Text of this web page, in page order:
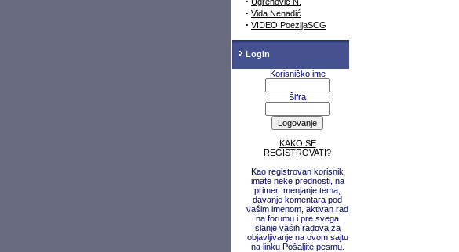
· Vida Nenadić
· VIDEO PoezijaSCG
Login
Korisničko ime
Šifra
KAKO SE
REGISTROVATI?
Kao registrovan korisnik
imate neke prednosti, na
primer: menjanje tema,
davanje komentara pod
vašim imenom, aktivan rad
na forumu i pre svega
slanje vaših radova za
objavljivanje na ovom sajtu
na linku Pošaljite pesmu.